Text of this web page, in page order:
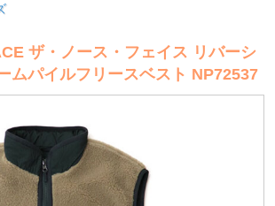
ザ・ノース・フェイス リバーシ
ムパイルフリースベスト NP72537